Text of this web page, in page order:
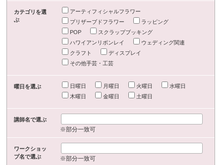
カテゴリを選
ぶ
アーティフィシャルフラワー
プリザーブドフラワー
ラッピング
POP
スクラップブッキング
ハワイアンリボンレイ
ウェディング関連
クラフト
ディスプレイ
その他手芸・工芸
曜日を選ぶ 日曜日 月曜日 火曜日
水曜日
木曜日
金曜日 土曜日
講師名で選ぶ
※部分一致可
ワークショッ
プ名で選ぶ
※部分一致可